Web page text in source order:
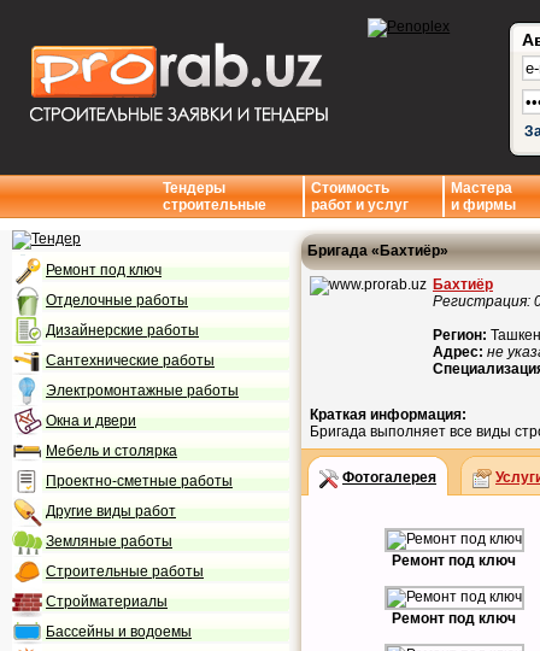
Тендеры
строительные
Стоимость
работ и услуг
Мастера
и фирмы
Ремонт под ключ
Отделочные работы
Дизайнерские работы
Сантехнические работы
Электромонтажные работы
Окна и двери
Мебель и столярка
Проектно-сметные работы
Другие виды работ
Земляные работы
Строительные работы
Стройматериалы
Бассейны и водоемы
Бригада «Бахтиёр»
Бахтиёр
Регистрация:
Регион:
Адрес: не
Краткая информация:
Бригада выполняет все виды
Фотогалерея
Ремонт под ключ
Ремонт под ключ